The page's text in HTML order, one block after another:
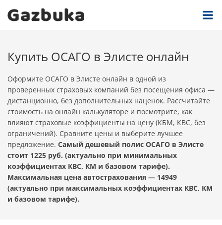
Купить ОСАГО в Элисте онлайн
Оформите ОСАГО в Элисте онлайн в одной из
проверенных страховых компаний без посещения офиса —
дистанционно, без дополнительных наценок. Рассчитайте
стоимость на онлайн калькуляторе и посмотрите, как
влияют страховые коэффициенты на цену (КБМ, КВС, без
ограничений). Сравните цены и выберите лучшее
предложение. Самый дешевый полис ОСАГО в Элисте
стоит 1225 руб. (актуально при минимальных
коэффициентах КВС, КМ и базовом тарифе).
Максимальная цена автострахования — 14949
(актуально при максимальных коэффициентах КВС, КМ
и базовом тарифе).